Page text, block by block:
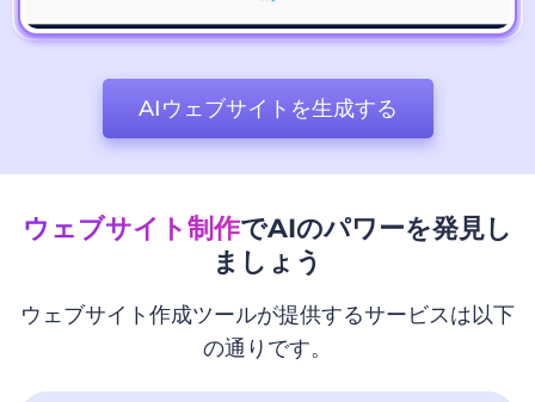
AIウェブサイトを生成する
ウェブサイト制作でAIのパワーを発見し
ましょう
ウェブサイト作成ツールが提供するサービスは以下
の通りです。